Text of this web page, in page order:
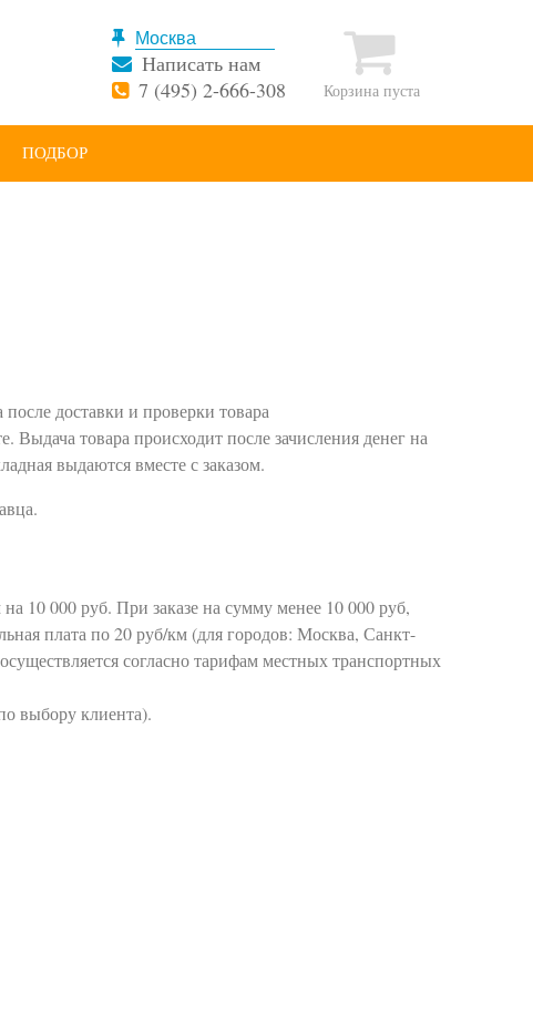
Написать нам
7 (495) 2-666-308
Корзина пуста
ПОДБОР
доставки и проверки товара
товара происходит после зачисления денег на
выдаются вместе с заказом.
на 10 000 руб. При заказе на сумму менее 10 000 руб,
плата по 20 руб/км (для городов: Москва, Санкт-
согласно тарифам местных транспортных
выбору клиента).